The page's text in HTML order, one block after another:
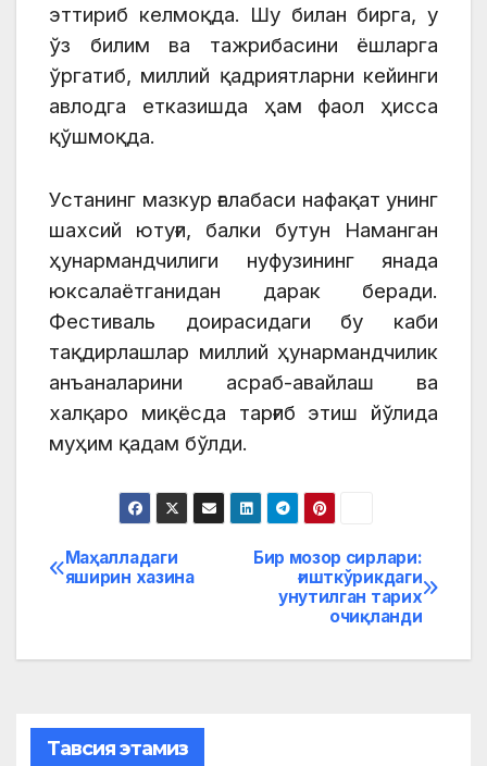
эттириб келмоқда. Шу билан бирга, у
ўз билим ва тажрибасини ёшларга
ўргатиб, миллий қадриятларни кейинги
авлодга етказишда ҳам фаол ҳисса
қўшмоқда.
Устанинг мазкур ғалабаси нафақат унинг
шахсий ютуғи, балки бутун Наманган
ҳунармандчилиги нуфузининг янада
юксалаётганидан дарак беради.
Фестиваль доирасидаги бу каби
тақдирлашлар миллий ҳунармандчилик
анъаналарини асраб-авайлаш ва
халқаро миқёсда тарғиб этиш йўлида
муҳим қадам бўлди.
Post
Бир мозор сирлари:
ғишткўрикдаги
унутилган тарих
очиқланди
Маҳалладаги
яширин хазина
Тавсия этамиз